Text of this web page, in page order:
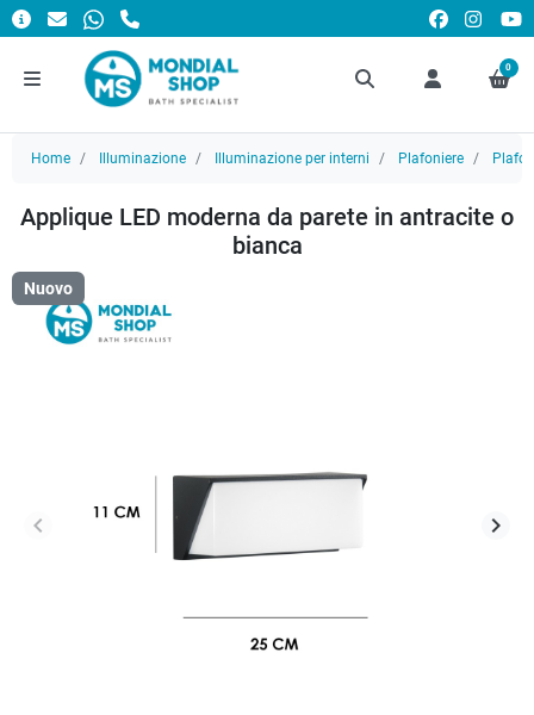
0
Home Illuminazione Illuminazione per interni Plafoniere
Applique LED moderna da parete in antracite o
bianca
Nuovo
Precedente
keyboard_arrow_left keyboard_arrow_right